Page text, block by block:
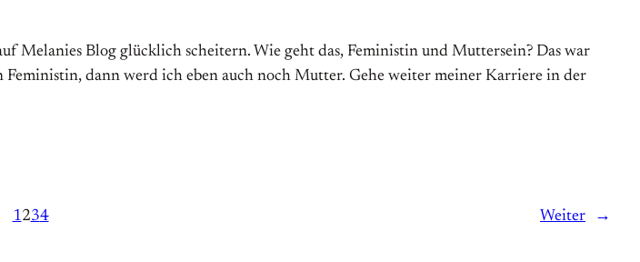
Melanies Blog glücklich scheitern. Wie geht das, Feministin und Muttersein? Das war
dann werd ich eben auch noch Mutter. Gehe weiter meiner Karriere in der
1234 Weiter →